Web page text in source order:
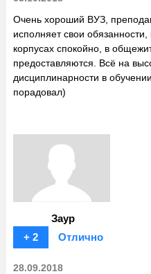
Очень хороший ВУЗ,
исполняет свои
корпусах спокойно, в
предоставляются. Всё на
дисциплинарности в
порадовал)
Заур
+ 2
Отлично
28.09.2018